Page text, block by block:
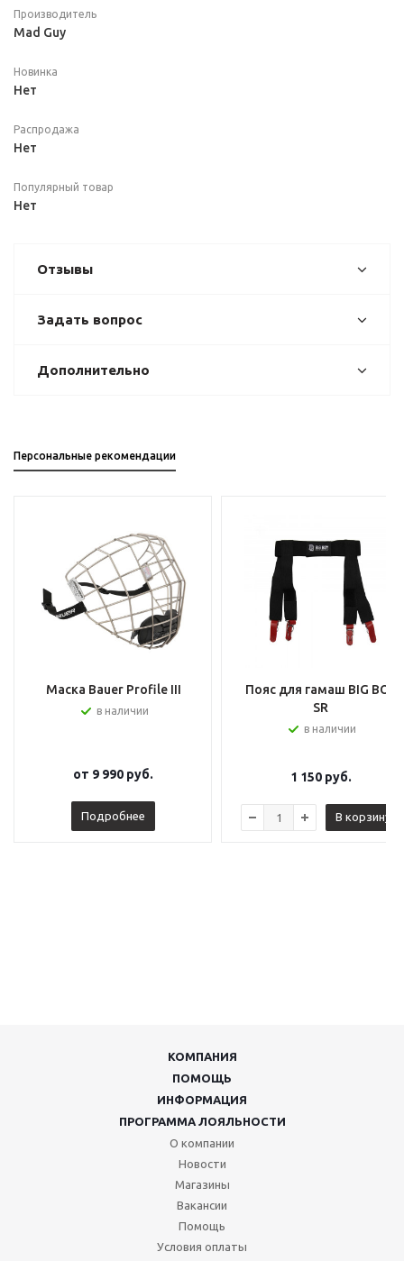
Производитель
Mad Guy
Новинка
Нет
Распродажа
Нет
Популярный товар
Нет
Отзывы
Задать вопрос
Дополнительно
Персональные рекомендации
Маска Bauer Profile III
в наличии
от 9 990 руб.
Подробнее
Пояс для гамаш BIG BOY
SR
в наличии
1 150руб.
В корзину
КОМПАНИЯ
ПОМОЩЬ
ИНФОРМАЦИЯ
ПРОГРАММА ЛОЯЛЬНОСТИ
О компании
Новости
Магазины
Вакансии
Помощь
Условия оплаты